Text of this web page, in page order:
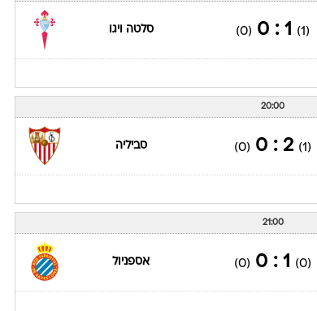
(1)
1 : 0
(0) סלטה ויגו
20:00
(1)
2 : 0
(0) סביליה
21:00
(0)
1 : 0
(0) אספניול